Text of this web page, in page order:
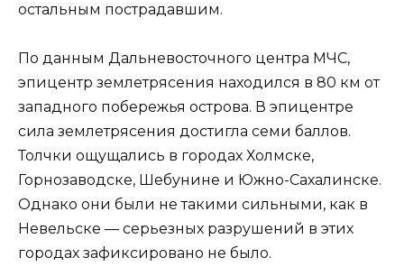
остальным пострадавшим.
По данным Дальневосточного центра МЧС,
эпицентр землетрясения находился в 80 км от
западного побережья острова. В эпицентре
сила землетрясения достигла семи баллов.
Толчки ощущались в городах Холмске,
Горнозаводске, Шебунине и Южно-Сахалинске.
Однако они были не такими сильными, как в
Невельске — серьезных разрушений в этих
городах зафиксировано не было.